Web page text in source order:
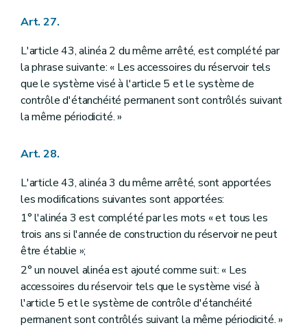
Art. 27.
L'article 43, alinéa 2 du même arrêté, est complété par
la phrase suivante: « Les accessoires du réservoir tels
que le système visé à l'article 5 et le système de
contrôle d'étanchéité permanent sont contrôlés suivant
la même périodicité. »
Art. 28.
L'article 43, alinéa 3 du même arrêté, sont apportées
les modifications suivantes sont apportées:
1° l'alinéa 3 est complété par les mots « et tous les
trois ans si l'année de construction du réservoir ne peut
être établie »;
2° un nouvel alinéa est ajouté comme suit: « Les
accessoires du réservoir tels que le système visé à
l'article 5 et le système de contrôle d'étanchéité
permanent sont contrôlés suivant la même périodicité. »